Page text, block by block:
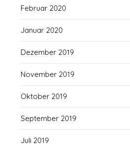
Februar 2020
Januar 2020
Dezember 2019
November 2019
Oktober 2019
September 2019
Juli 2019